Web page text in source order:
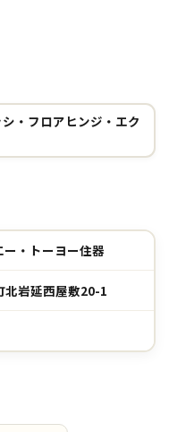
・フロアヒンジ・エク
・トーヨー住器
北岩延西屋敷20-1